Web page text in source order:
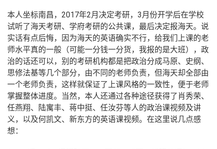
本人坐标南昌，2017年2月决定考研，3月份开学后在学校
试听了海天考研、学府考研的公共课，最后决定报海天。说
实话有点后悔，因为海天的英语确实不行，给我们上课的老
师水平真的一般（可能一分钱一分货，我报的是大班），政
治的话还可以，别的考研机构都是把政治分成马原、史纲、
思修法基等几个部分，由不同的老师负责，但海天却全部由
一个老师负责，这样就保证了上课风格的一致性，便于老师
掌握整体进度。当然，本人还通过各种途径获得了肖秀荣、
任燕翔、陆寓丰、蒋中挺、任汝芬等人的政治课视频及讲
义，以及何凯文、新东方的英语课视频。在这里说几点感
想：